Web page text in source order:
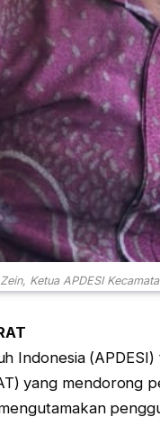
Ketua APDESI
Indonesia
yang mendorong